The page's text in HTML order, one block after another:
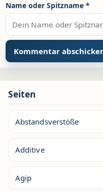
Name oder Spitzname *
Seiten
Abstandsverstöße
Additive
Agip